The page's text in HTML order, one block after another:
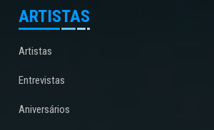
ARTISTAS
Artistas
Entrevistas
Aniversários